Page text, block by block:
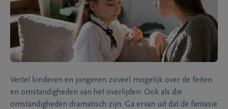
Vertel kinderen en jongeren zoveel mogelijk over de feiten
en omstandigheden van het overlijden. Ook als die
omstandigheden dramatisch zijn. Ga ervan uit dat de fantasie